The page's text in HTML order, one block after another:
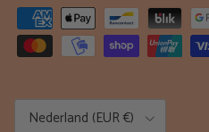
Land/Regio
Nederland (EUR €)